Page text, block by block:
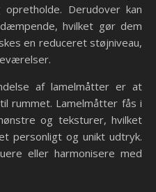
Derudover kan
hvilket gør dem
en reduceret støjniveau,
af lamelmåtter er at
rummet. Lamelmåtter fås i
og teksturer, hvilket
personligt og unikt udtryk.
eller harmonisere med